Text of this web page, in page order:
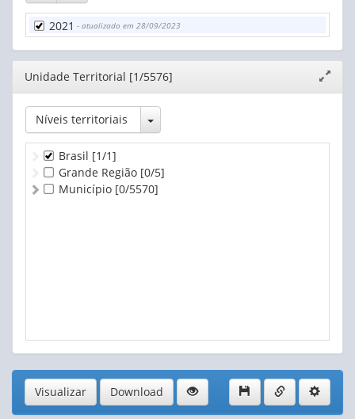
2021 - atualizado em 28/09/2023
Editor
janela
Unidade Territorial [1/5576]
Níveis territoriais Toggle Dropdown
Brasil [1/1]
Grande Região [0/5]
Município [0/5570]
Visualizar Download